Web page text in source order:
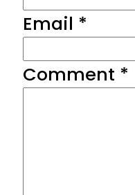
Email *
Comment *